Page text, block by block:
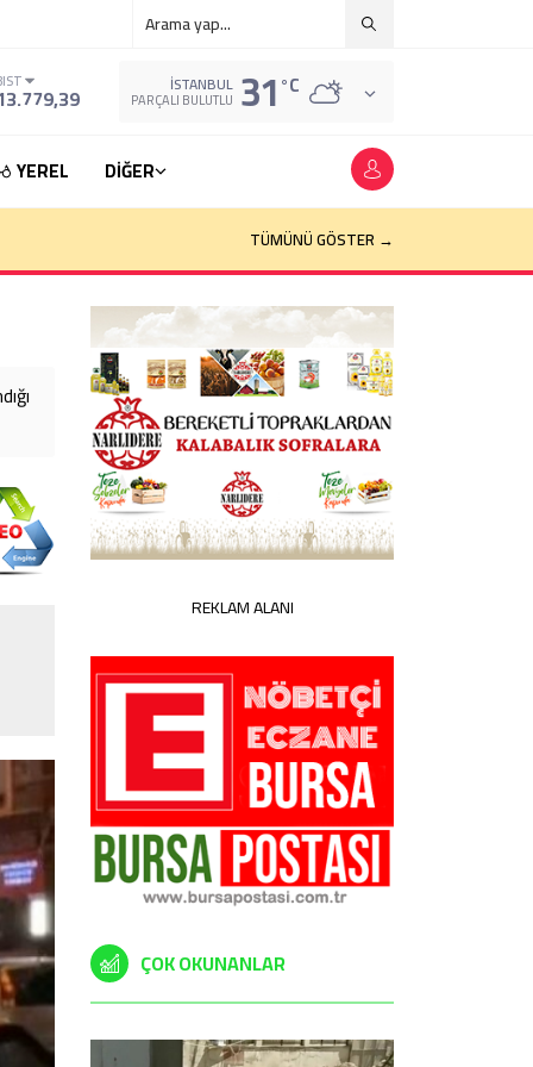
İSTANBUL
PARÇALI BULUTLU 31°C
YEREL
DİĞER
TÜMÜNÜ GÖSTER →
REKLAM ALANI
ÇOK OKUNANLAR